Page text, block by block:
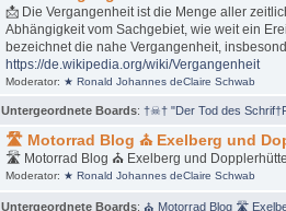
📩 Die Vergangenheit ist die Menge aller
Abhängigkeit vom Sachgebiet, wie weit ein
bezeichnet die nahe Vergangenheit,
https://de.wikipedia.org/wiki/Vergangenheit
Moderator: ★ Ronald Johannes deClaire Schwab
Untergeordnete Boards: †☠† "Der Tod des
🛣 Motorrad Blog ⛪ Exelberg und
🛣 Motorrad Blog ⛪ Exelberg und
Moderator: ★ Ronald Johannes deClaire Schwab
Untergeordnete Boards: ⛪ Motorrad Blog 🛣